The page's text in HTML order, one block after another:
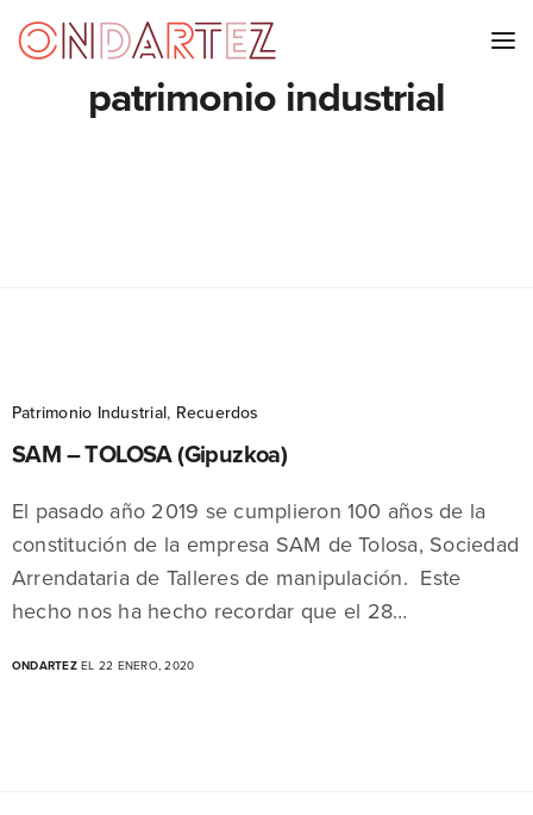
patrimonio industrial
Patrimonio Industrial, Recuerdos
SAM – TOLOSA (Gipuzkoa)
El pasado año 2019 se cumplieron 100 años de la
constitución de la empresa SAM de Tolosa, Sociedad
Arrendataria de Talleres de manipulación. Este
hecho nos ha hecho recordar que el 28…
ONDARTEZEL 22 ENERO, 2020